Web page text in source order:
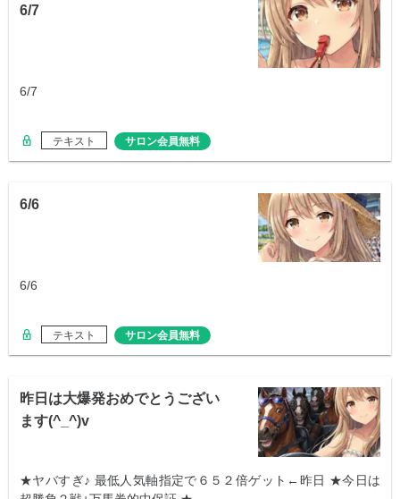
6/7
6/7
テキスト サロン会員無料
6/6
6/6
テキスト サロン会員無料
昨日は大爆発おめでとうござい
ます(^_^)v
★ヤバすぎ♪ 最低人気軸指定で６５２倍ゲット←昨日 ★今日は